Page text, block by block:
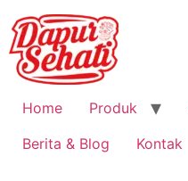
Home Produk
Berita & Blog
Kontak